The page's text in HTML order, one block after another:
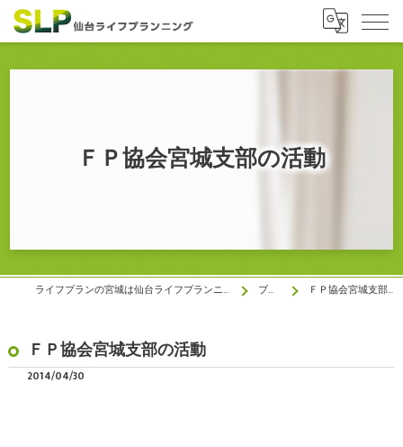
ＦＰ協会宮城支部の活動
ライフプランの宮城は仙台ライフプランニング株式会社 ブログ ＦＰ協会宮城支部の活動
ＦＰ協会宮城支部の活動
2014/04/30